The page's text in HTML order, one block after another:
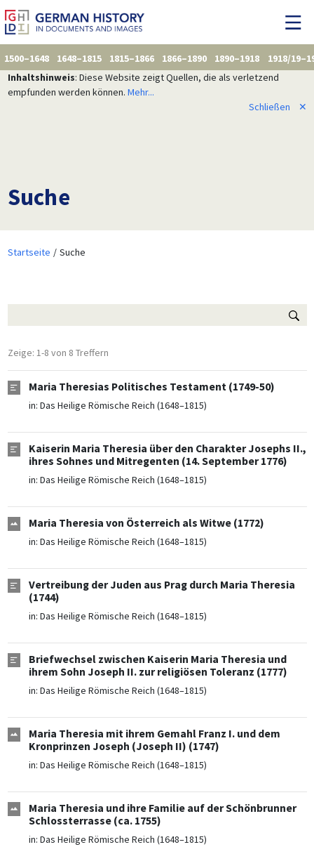
1500–1648 1648–1815 1815–1866 1866–1890 1890–1918
1918/
Inhaltshinweis: Diese Website zeigt Quellen, die als verletzend
empfunden werden können. Mehr...
Schließen
✕
Suche
Startseite Suche
Zeige: 1-8 von 8 Treffern
Maria Theresias Politisches Testament (1749-50)
in: Das Heilige Römische Reich (1648–1815)
Kaiserin Maria Theresia über den Charakter Josephs II.,
ihres Sohnes und Mitregenten (14. September 1776)
in: Das Heilige Römische Reich (1648–1815)
Maria Theresia von Österreich als Witwe (1772)
in: Das Heilige Römische Reich (1648–1815)
Vertreibung der Juden aus Prag durch Maria Theresia
(1744)
in: Das Heilige Römische Reich (1648–1815)
Briefwechsel zwischen Kaiserin Maria Theresia und
ihrem Sohn Joseph II. zur religiösen Toleranz (1777)
in: Das Heilige Römische Reich (1648–1815)
Maria Theresia mit ihrem Gemahl Franz I. und dem
Kronprinzen Joseph (Joseph II) (1747)
in: Das Heilige Römische Reich (1648–1815)
Maria Theresia und ihre Familie auf der Schönbrunner
Schlossterrasse (ca. 1755)
in: Das Heilige Römische Reich (1648–1815)